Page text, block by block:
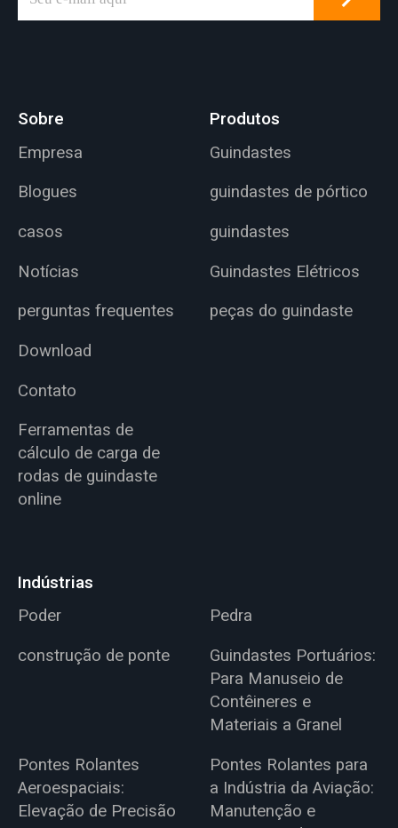
Sobre
Empresa
Blogues
casos
Notícias
perguntas frequentes
Download
Contato
Ferramentas de
cálculo de carga de
rodas de guindaste
online
Produtos
Guindastes
guindastes de pórtico
guindastes
Guindastes Elétricos
peças do guindaste
Indústrias
Poder
Pedra
construção de ponte
Guindastes Portuários:
Para Manuseio de
Contêineres e
Materiais a Granel
Pontes Rolantes
Aeroespaciais:
Elevação de Precisão
Pontes Rolantes para
a Indústria da Aviação:
Manutenção e